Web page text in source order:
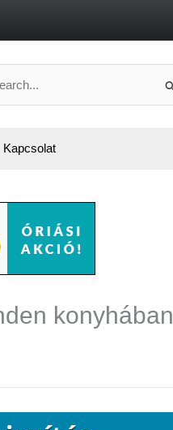
Kapcsolat
konyhában